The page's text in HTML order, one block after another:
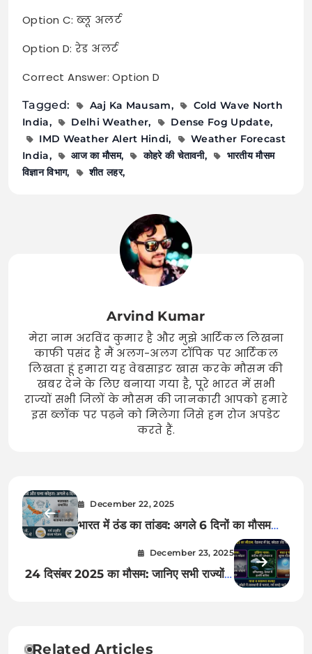
Option C: ब्लू अलर्ट
Option D: रेड अलर्ट
Correct Answer: Option D
Tagged: Aaj Ka Mausam
Cold Wave North
India
Delhi Weather
Dense Fog Update
IMD Weather Alert Hindi
Weather Forecast
India
आज का मौसम कोहरे की चेतावनी
भारतीय मौसम
विज्ञान विभाग
शीत लहर
Arvind Kumar
मेरा नाम अरविंद कुमार है और मुझे आर्टिकल लिखना
काफी पसंद है मैं अलग-अलग टॉपिक पर आर्टिकल
लिखता हूं हमारा यह वेबसाइट खास करके मौसम की
खबर देने के लिए बनाया गया है, पूरे भारत में सभी
राज्यों सभी जिलों के मौसम की जानकारी आपको हमारे
इस ब्लॉक पर पढ़ने को मिलेगा जिसे हम रोज अपडेट
करते हैं.
December 22, 2025
भारत में ठंड का तांडव: अगले 6 दिनों का मौसम
पूर्वानुमान, कोहरे और शीतलहर की चेतावनी
December 23, 2025
24 दिसंबर 2025 का मौसम: जानिए सभी राज्यों में
Related Articles